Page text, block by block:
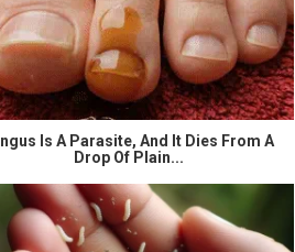
Is A Parasite, And It Dies From A
Drop Of Plain...